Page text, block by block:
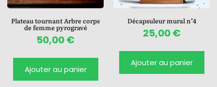
Plateau tournant Arbre corps
de femme pyrogravé
50,00€
Ajouter au panier
Décapsuleur mural n°4
25,00€
Ajouter au panier